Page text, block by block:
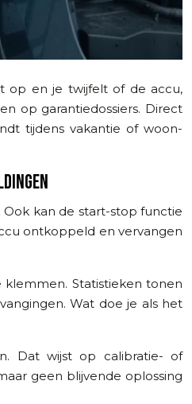
op en je twijfelt of de accu,
op garantiedossiers. Direct
tijdens vakantie of woon-
Ook kan de start-stop functie
ontkoppeld en vervangen
klemmen. Statistieken tonen
Wat doe je als het
Dat wijst op calibratie- of
geen blijvende oplossing